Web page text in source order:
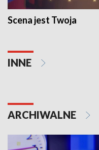
Scena jest Twoja
INNE
ARCHIWALNE